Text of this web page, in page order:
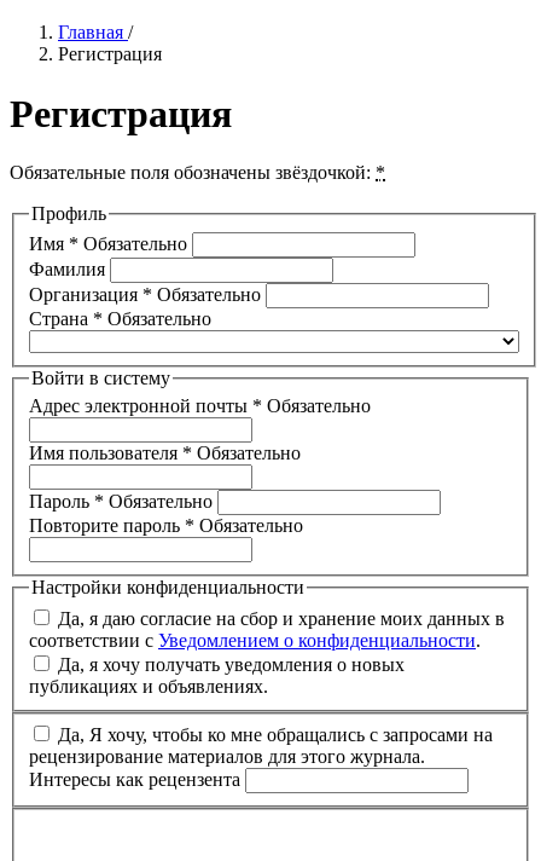
Главная /
Регистрация
Регистрация
Обязательные поля обозначены звёздочкой: *
Профиль
Имя * Обязательно
Фамилия
Организация * Обязательно
Страна * Обязательно
Войти в систему
Адрес электронной почты * Обязательно
Имя пользователя * Обязательно
Пароль * Обязательно
Повторите пароль * Обязательно
Настройки конфиденциальности
соответствии с Уведомлением о конфиденциальности.
публикациях и объявлениях.
рецензирование материалов для этого журнала.
Интересы как рецензента